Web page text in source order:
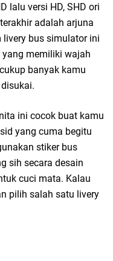
lalu versi HD, SHD ori
adalah arjuna
livery bus simulator ini
memiliki wajah
banyak kamu
ini cocok buat kamu
yang cuma begitu
stiker bus
sih secara desain
cuci mata. Kalau
pilih salah satu livery